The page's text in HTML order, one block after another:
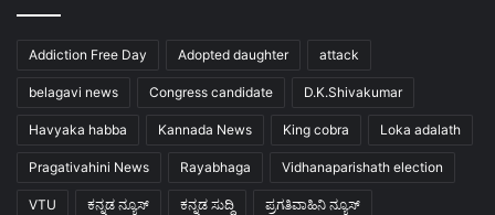
Addiction Free Day Adopted daughter attack
belagavi news Congress candidate D.K.Shivakumar
Havyaka habba Kannada News King cobra Loka adalath
Pragativahini News Rayabhaga Vidhanaparishath election
VTU ಕನ್ನಡ ನ್ಯೂಸ್ ಕನ್ನಡ ಸುದ್ದಿ ಪ್ರಗತಿವಾಹಿನಿ ನ್ಯೂಸ್